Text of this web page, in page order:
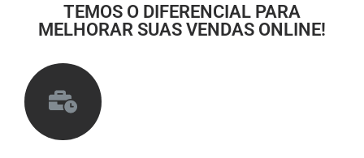
TEMOS O DIFERENCIAL PARA
MELHORAR SUAS VENDAS ONLINE!